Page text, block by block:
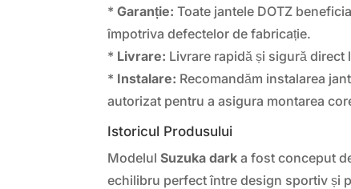
*Garanție: Toate jantele DOTZ
împotriva defectelor de fabricație.
* Livrare: Livrare rapidă și sigură direct
* Instalare: Recomandăm instalarea
autorizat pentru a asigura montarea
Istoricul Produsului
ModelulSuzuka dark a fost conceput
echilibru perfect între design sportiv și